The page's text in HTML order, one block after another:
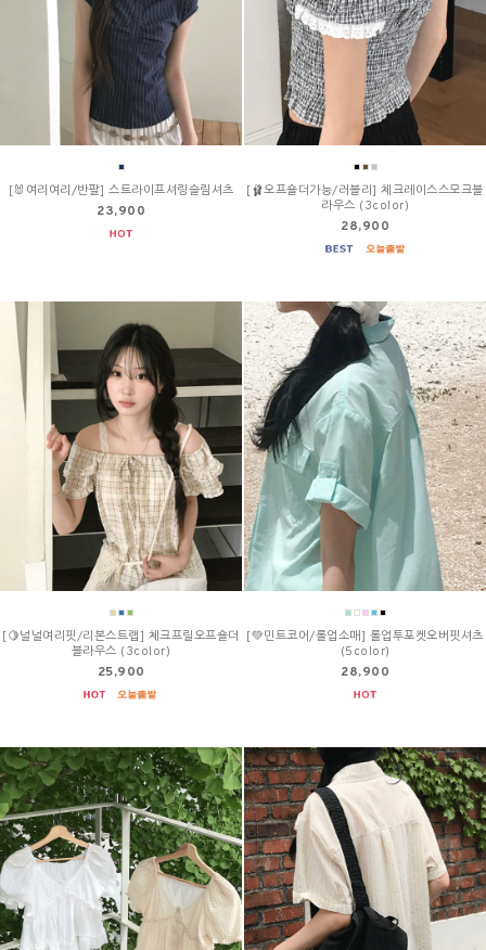
[🐰여리여리/반팔] 스트라이프셔링슬림셔츠
23,900
[🩰오프숄더가능/러블리] 체크레이스스모크블
라우스 (3color)
28,900
[🍋널널여리핏/리본스트랩] 체크프릴오프숄더
블라우스 (3color)
25,900
[💚민트코어/롤업소매] 롤업투포켓오버핏셔츠
(5color)
28,900